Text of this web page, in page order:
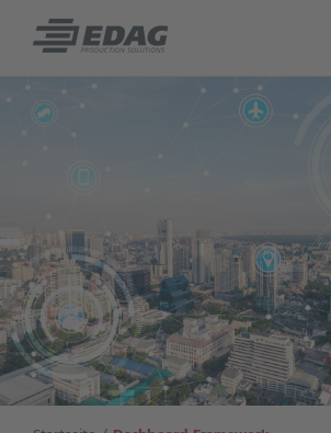
Inhalt
springen